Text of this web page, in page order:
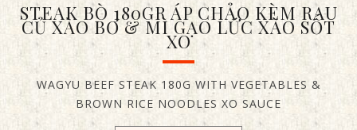
STEAK BÒ 180GR ÁP CHẢO KÈM RAU
CỦ XÀO BƠ & MÌ GẠO LỨC XÀO SỐT
XO
WAGYU BEEF STEAK 180G WITH VEGETABLES &
BROWN RICE NOODLES XO SAUCE